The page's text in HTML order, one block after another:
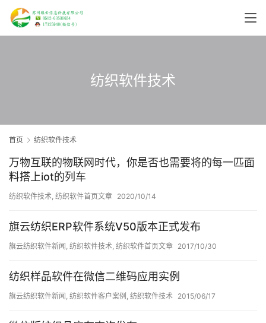
纺织软件技术
首页 纺织软件技术
万物互联的物联网时代，你是否也需要将的每一匹面
料搭上iot的列车
纺织软件技术, 纺织软件首页文章 2020/10/14
旗云纺织ERP软件系统V50版本正式发布
旗云纺织软件新闻 , 纺织软件技术, 纺织软件首页文章 2017/10/30
纺织样品软件在微信二维码应用实例
旗云纺织软件新闻 , 纺织软件客户案例 , 纺织软件技术 2015/06/17